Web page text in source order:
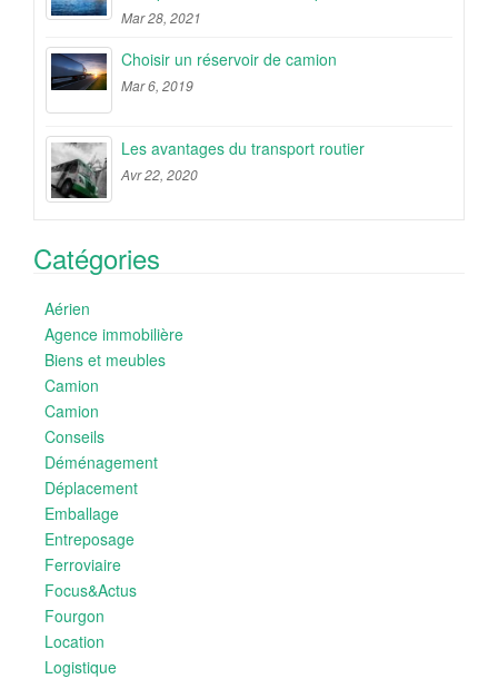
Mar 28, 2021
Choisir un réservoir de camion
Mar 6, 2019
Les avantages du transport routier
Avr 22, 2020
Catégories
Aérien
Agence immobilière
Biens et meubles
Camion
Camion
Conseils
Déménagement
Déplacement
Emballage
Entreposage
Ferroviaire
Focus&Actus
Fourgon
Location
Logistique